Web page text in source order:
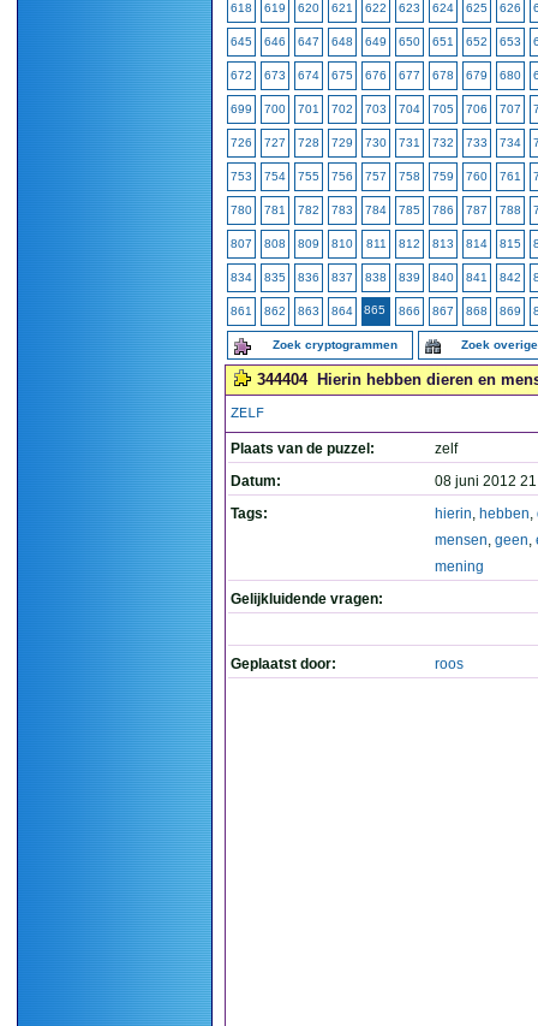
618 619 620 621 622 623 624 625 626
645 646 647 648 649 650 651 652 653
672 673 674 675 676 677 678 679 680
699 700 701 702 703 704 705 706 707
726 727 728 729 730 731 732 733 734
753 754 755 756 757 758 759 760 761
780 781 782 783 784 785 786 787 788
807 808 809 810 811 812 813 814 815
834 835 836 837 838 839 840 841 842
861 862 863 864 865 866 867 868 869
Zoek cryptogrammen Zoek
344404 Hierin hebben dieren en
ZELF
Plaats van de puzzel:
zelf
Datum:
08 juni 2012
Tags:
hierin, hebben,
mensen, geen,
mening
Gelijkluidende vragen:
Geplaatst door: roos